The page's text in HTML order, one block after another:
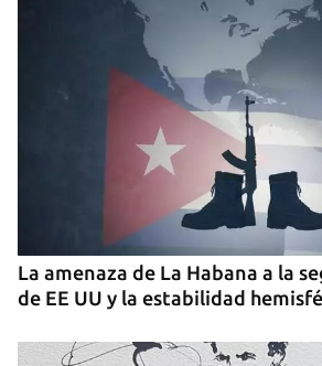
Guardar como favorito
Para poder guardar como favorito,
iniciar sesión con tu cuenta de
INICIAR SESIÓN
La amenaza de La Habana a la
de EE UU y la estabilidad